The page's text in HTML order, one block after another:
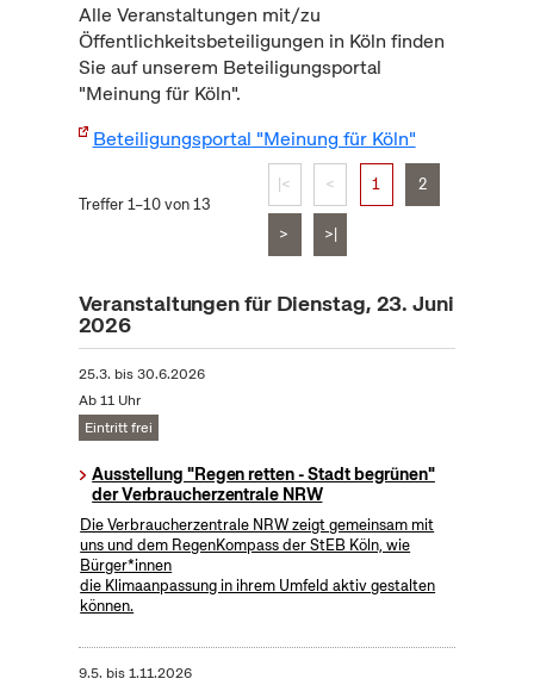
Alle Veranstaltungen mit/zu
Öffentlichkeitsbeteiligungen in Köln finden
Sie auf unserem Beteiligungsportal
"Meinung für Köln".
Beteiligungsportal "Meinung für Köln"
Treffer 1–10 von 13
|< < 1 2
> >|
Veranstaltungen für Dienstag, 23. Juni
2026
25.3. bis30.6.2026
Ab 11 Uhr
Eintritt frei
Ausstellung "Regen retten - Stadt begrünen"
der Verbraucherzentrale NRW
Die Verbraucherzentrale NRW zeigt gemeinsam mit
uns und dem RegenKompass der StEB Köln, wie
Bürger*innen
die Klimaanpassung in ihrem Umfeld aktiv gestalten
können.
9.5. bis1.11.2026